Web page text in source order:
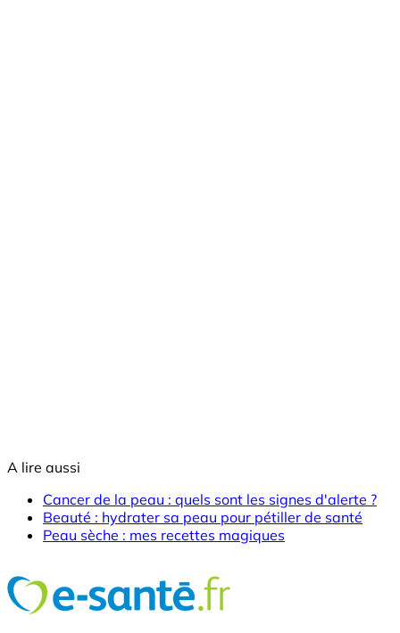
A lire aussi
Cancer de la peau : quels sont les signes d'alerte ?
Beauté : hydrater sa peau pour pétiller de santé
Peau sèche : mes recettes magiques